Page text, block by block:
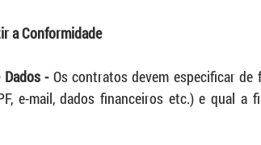
a Conformidade
Dados -
Os contratos devem especificar de
e-mail, dados financeiros etc.) e qual a